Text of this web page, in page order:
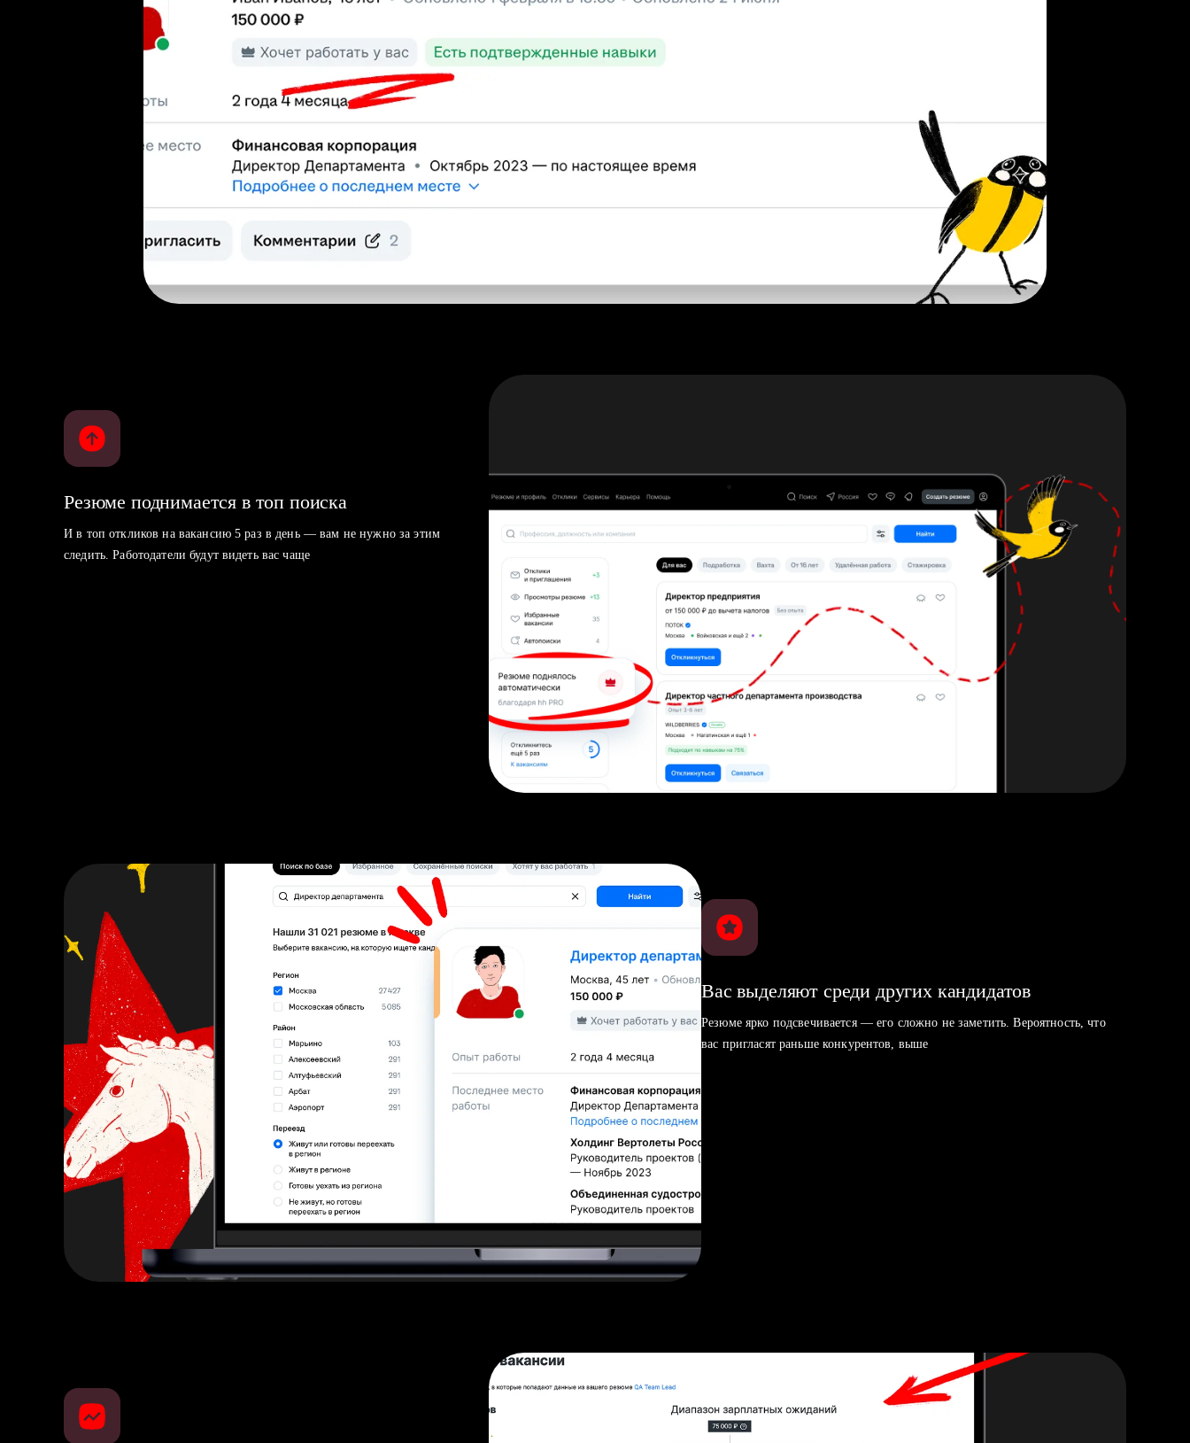
Резюме поднимается в топ поиска
И в топ откликов на вакансию 5 раз в день — вам не нужно за этим
следить. Работодатели будут видеть вас чаще
Вас выделяют среди других кандидатов
Резюме ярко подсвечивается — его сложно не заметить. Вероятность, что
вас пригласят раньше конкурентов, выше